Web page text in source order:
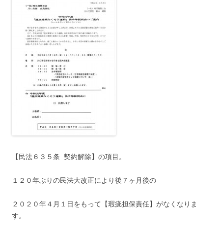
【民法６３５条 契約解除】の項目。
１２０年ぶりの民法大改正により後７ヶ月後の
２０２０年４月１日をもって【瑕疵担保責任】がなくなりま
す。